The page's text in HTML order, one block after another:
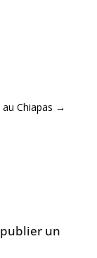
Chiapas →
un